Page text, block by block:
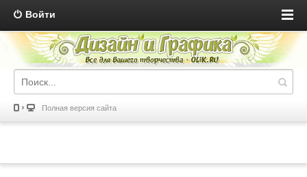
Войти
Полная версия сайта